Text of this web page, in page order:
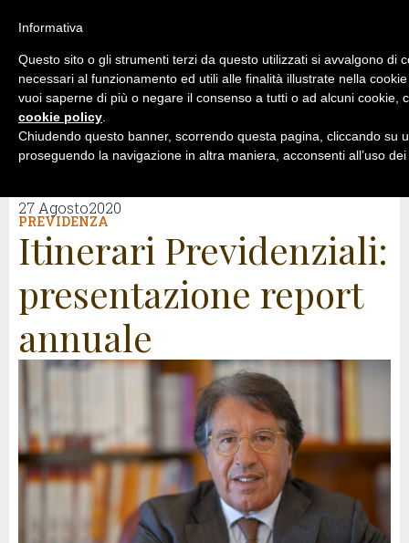
27 Agosto2020
PREVIDENZA
Itinerari Previdenziali:
presentazione report
annuale
Informativa
Questo sito o gli strumenti terzi da questo utilizzati si avvalgono di
necessari al funzionamento ed utili alle finalità illustrate nella
vuoi saperne di più o negare il consenso a tutti o ad alcuni cookie,
cookie policy.
Chiudendo questo banner, scorrendo questa pagina, cliccando su
proseguendo la navigazione in altra maniera, acconsenti all’uso